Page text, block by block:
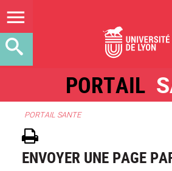
PORTAIL
PORTAIL SANTE
ENVOYER UNE PAGE